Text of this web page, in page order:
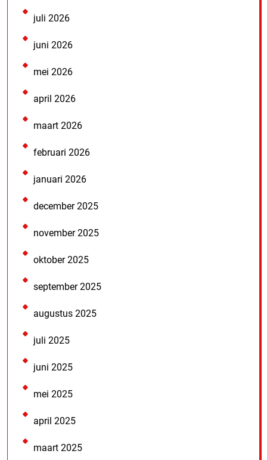
juli 2026
juni 2026
mei 2026
april 2026
maart 2026
februari 2026
januari 2026
december 2025
november 2025
oktober 2025
september 2025
augustus 2025
juli 2025
juni 2025
mei 2025
april 2025
maart 2025